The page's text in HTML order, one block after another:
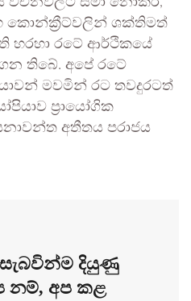
කොන්ක්‍රීට්වලින් ශක්තිමත්
හරහා රටේ ආර්ථිකයේ
තිබේ. අපේ රටේ
මවමින් රට තවදුරටත්
ප්‍රායෝගික
අතීතය පරාජය
සැබවින්ම දියුණු
නම්, අප කළ